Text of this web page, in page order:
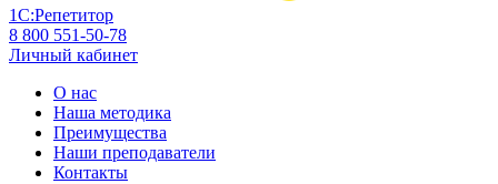
1С:Репетитор
8 800 551-50-78
Личный кабинет
О нас
Наша методика
Преимущества
Наши преподаватели
Контакты